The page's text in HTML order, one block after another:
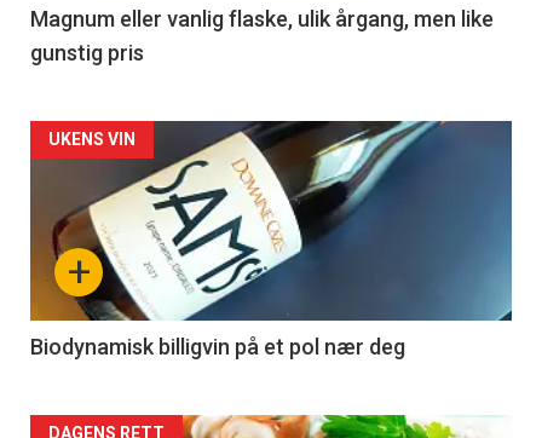
3
Magnum eller vanlig flaske, ulik årgang, men like
gunstig pris
Forsiden
akkurat
nå
4
+
UKENS VIN
Biodynamisk billigvin på et pol nær deg
DAGENS RETT